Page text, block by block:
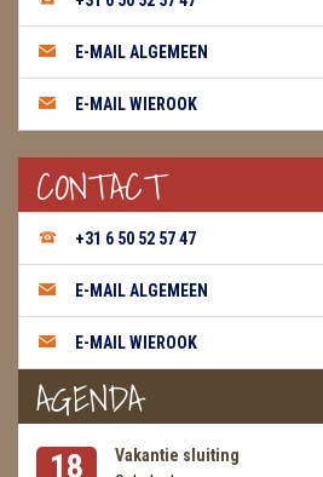
E-MAIL ALGEMEEN
E-MAIL WIEROOK
CONTACT
+31 6 50 52 57 47
E-MAIL ALGEMEEN
E-MAIL WIEROOK
AGENDA
18
Vakantie sluiting